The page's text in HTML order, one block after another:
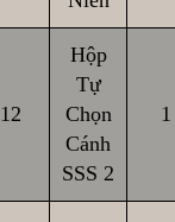
12
Hộp
Tự
Chọn
Cánh
SSS 2
1